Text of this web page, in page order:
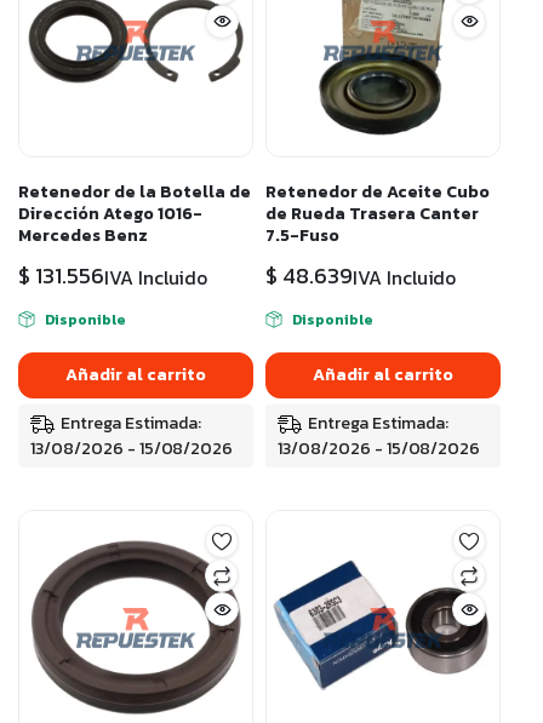
Retenedor de la Botella de
Dirección Atego 1016-
Mercedes Benz
$ 131.556IVA Incluido
Disponible
Añadir al carrito
Entrega Estimada:
13/08/2026 - 15/08/2026
Retenedor de Aceite Cubo
de Rueda Trasera Canter
7.5-Fuso
$ 48.639IVA Incluido
Disponible
Añadir al carrito
Entrega Estimada:
13/08/2026 - 15/08/2026